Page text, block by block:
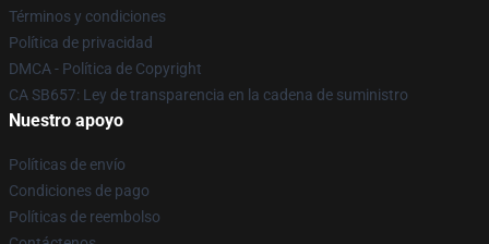
Términos y condiciones
Política de privacidad
DMCA - Política de Copyright
CA SB657: Ley de transparencia en la cadena de suministro
Nuestro apoyo
Políticas de envío
Condiciones de pago
Políticas de reembolso